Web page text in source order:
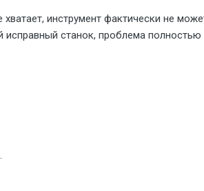
инструмент фактически не
станок, проблема